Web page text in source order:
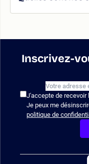
Inscrivez-
J'accepte de recevoir
Je peux me
politique de